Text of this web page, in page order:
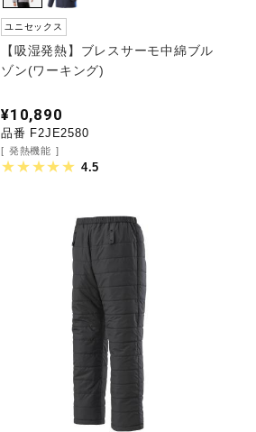
ユニセックス
【吸湿発熱】ブレスサーモ中綿ブル
ゾン(ワーキング)
¥10,890
品番 F2JE2580
発熱機能
4.5